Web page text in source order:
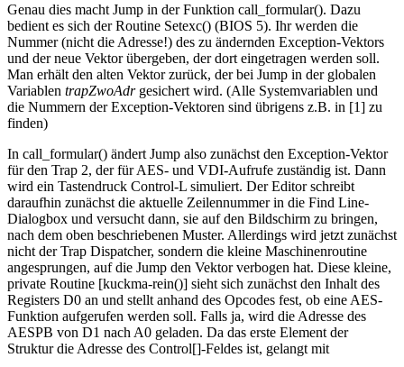
Genau dies macht Jump in der Funktion call_formular(). Dazu
bedient es sich der Routine Setexc() (BIOS 5). Ihr werden die
Nummer (nicht die Adresse!) des zu ändernden Exception-Vektors
und der neue Vektor übergeben, der dort eingetragen werden soll.
Man erhält den alten Vektor zurück, der bei Jump in der globalen
Variablen trapZwoAdrgesichert wird. (Alle Systemvariablen und
die Nummern der Exception-Vektoren sind übrigens z.B. in [1] zu
finden)
In call_formular() ändert Jump also zunächst den Exception-Vektor
für den Trap 2, der für AES- und VDI-Aufrufe zuständig ist. Dann
wird ein Tastendruck Control-L simuliert. Der Editor schreibt
daraufhin zunächst die aktuelle Zeilennummer in die Find Line-
Dialogbox und versucht dann, sie auf den Bildschirm zu bringen,
nach dem oben beschriebenen Muster. Allerdings wird jetzt zunächst
nicht der Trap Dispatcher, sondern die kleine Maschinenroutine
angesprungen, auf die Jump den Vektor verbogen hat. Diese kleine,
private Routine [kuckma-rein()] sieht sich zunächst den Inhalt des
Registers D0 an und stellt anhand des Opcodes fest, ob eine AES-
Funktion aufgerufen werden soll. Falls ja, wird die Adresse des
AESPB von D1 nach A0 geladen. Da das erste Element der
Struktur die Adresse des Control[]-Feldes ist, gelangt mit